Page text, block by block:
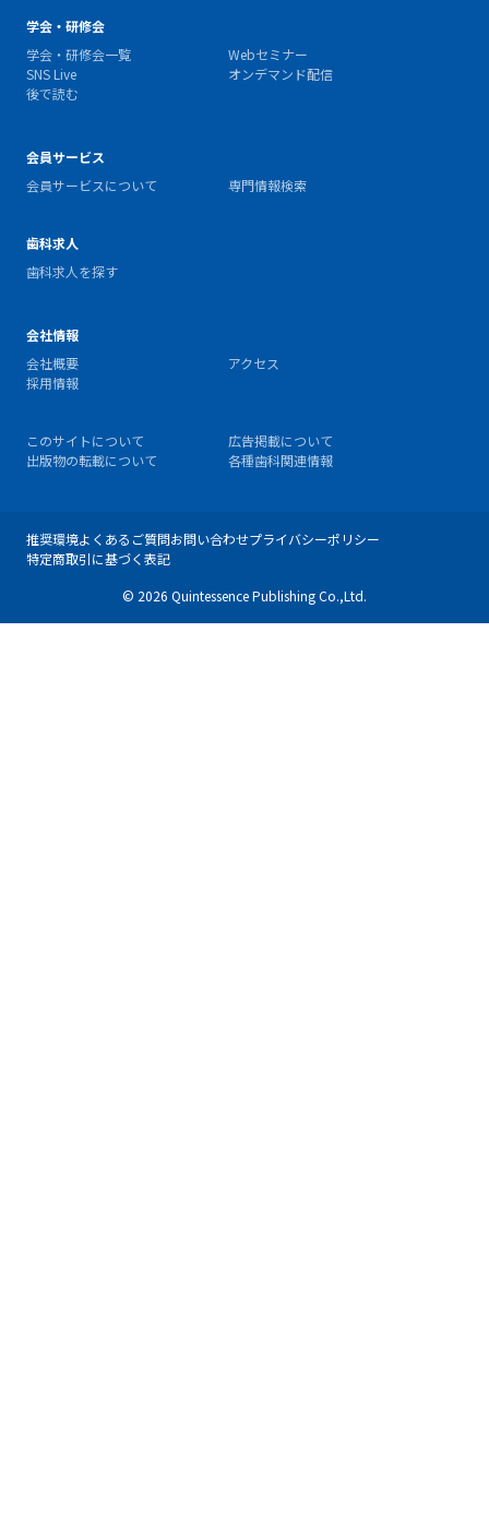
学会・研修会
学会・研修会一覧
Webセミナー
SNS Live
オンデマンド配信
後で読む
会員サービス
会員サービスについて
専門情報検索
歯科求人
歯科求人を探す
会社情報
会社概要
アクセス
採用情報
このサイトについて
広告掲載について
出版物の転載について
各種歯科関連情報
推奨環境よくあるご質問お問い合わせプライバシーポリシー
特定商取引に基づく表記
© 2026 Quintessence Publishing Co.,Ltd.